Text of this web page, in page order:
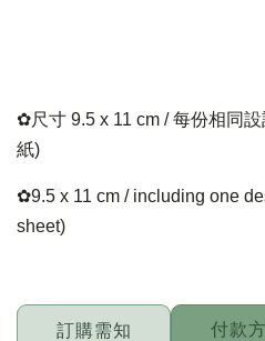
✿尺寸 9.5 x 11 cm / 每份相同
紙)
✿9.5 x 11 cm / including one
sheet)
訂購需知 付款